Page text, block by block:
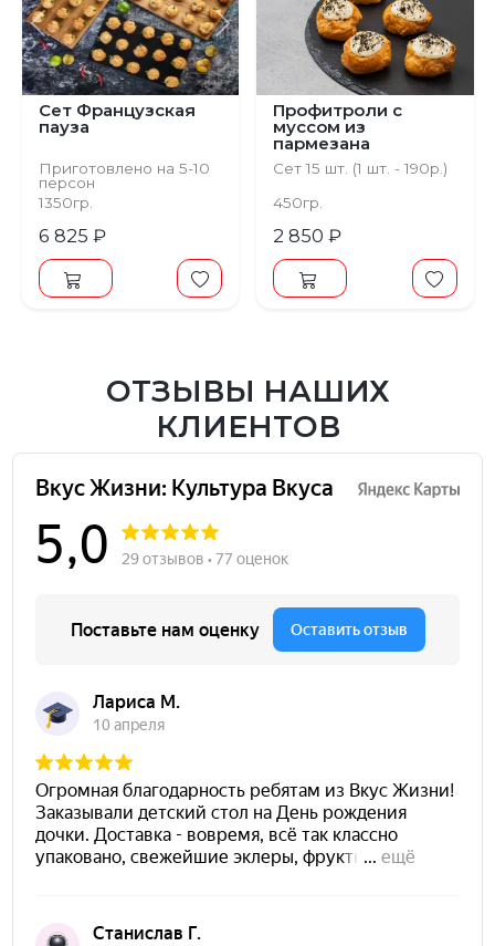
Предыдущий Следующий
Сет Французская
пауза
Приготовлено на 5-10
персон
1350гр.
6 825 ₽
Профитроли с
муссом из
пармезана
Сет 15 шт. (1 шт. - 190р.)
450гр.
2 850 ₽
ОТЗЫВЫ НАШИХ
КЛИЕНТОВ